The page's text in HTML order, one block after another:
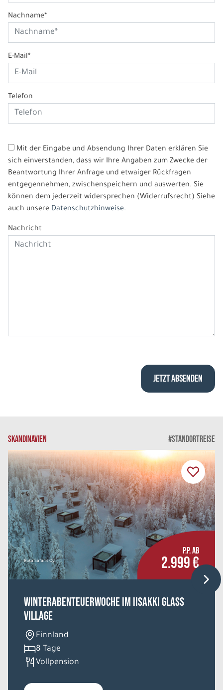
Nachname*
E-Mail*
Telefon
Mit der Eingabe und Absendung Ihrer Daten erklären Sie
sich einverstanden, dass wir Ihre Angaben zum Zwecke der
Beantwortung Ihrer Anfrage und etwaiger Rückfragen
entgegennehmen, zwischenspeichern und auswerten. Sie
können dem jederzeit widersprechen (Widerrufsrecht) Siehe
auch unsere Datenschutzhinweise.
Nachricht
SKANDINAVIEN #STANDORTREISE
Ruka Safaris Oy
P.P. AB
2.999 €
Winterabenteuerwoche im Iisakki Glass
Village
Finnland
8 Tage
Vollpension